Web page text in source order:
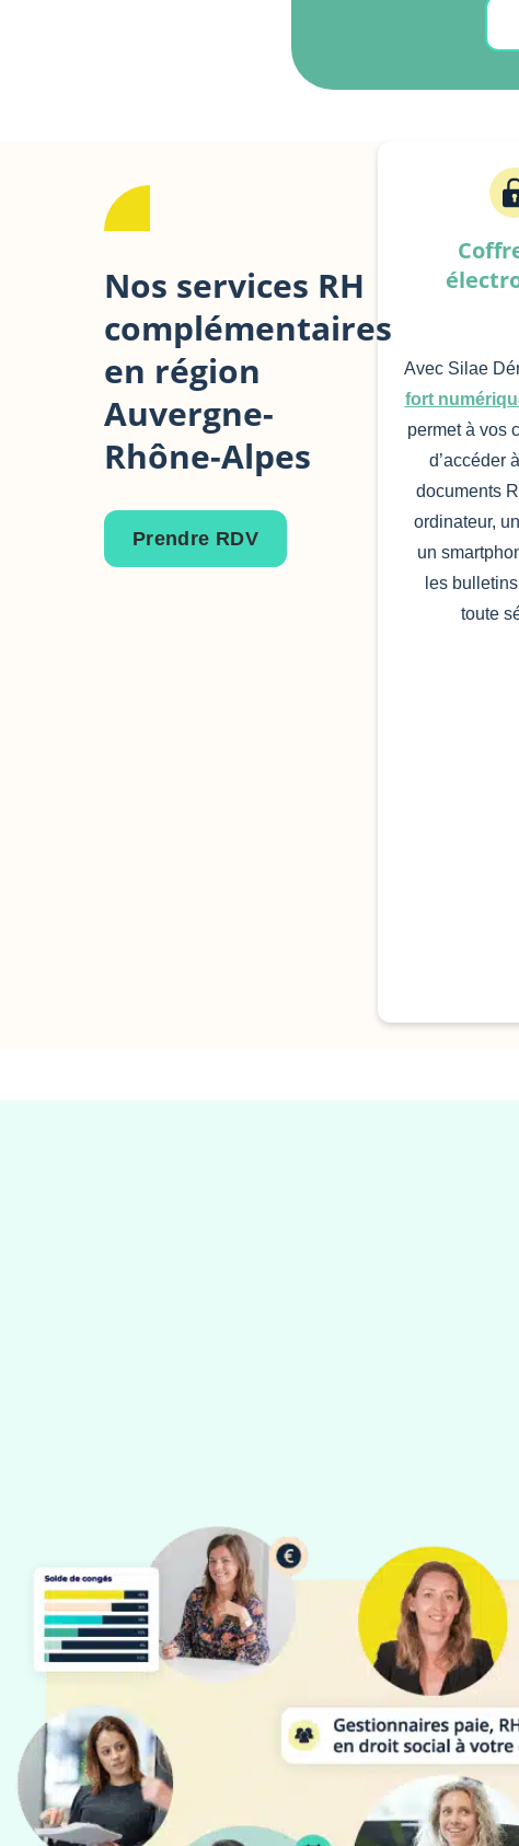
Nos services RH
complémentaires
en région
Auvergne-
Rhône-Alpes
Prendre RDV
Avec Silae
fort
permet à vos
d’accéder
documents
ordinateur,
un
les
toute